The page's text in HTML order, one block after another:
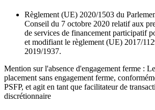
Règlement (UE) 2020/1503 du
Conseil du 7 octobre 2020 relatif aux
de services de financement participatif
et modifiant le règlement (UE) 2017/
2019/1937.
Mention sur l'absence d'engagement ferme :
placement sans engagement ferme,
PSFP, et agit en tant que facilitateur de
discrétionnaire